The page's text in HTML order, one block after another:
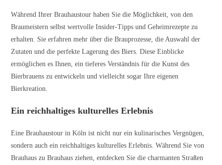
Während Ihrer Brauhaustour haben Sie die Möglichkeit, von den
Braumeistern selbst wertvolle Insider-Tipps und Geheimrezepte zu
erhalten. Sie erfahren mehr über die Brauprozesse, die Auswahl der
Zutaten und die perfekte Lagerung des Biers. Diese Einblicke
ermöglichen es Ihnen, ein tieferes Verständnis für die Kunst des
Bierbrauens zu entwickeln und vielleicht sogar Ihre eigenen
Bierkreation.
Ein reichhaltiges kulturelles Erlebnis
Eine Brauhaustour in Köln ist nicht nur ein kulinarisches Vergnügen,
sondern auch ein reichhaltiges kulturelles Erlebnis. Während Sie von
Brauhaus zu Brauhaus ziehen, entdecken Sie die charmanten Straßen